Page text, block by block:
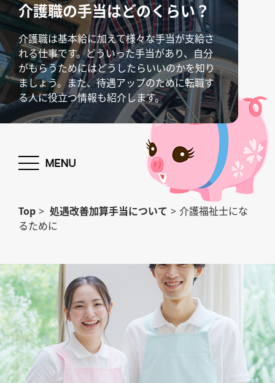
介護職の手当はどのくらい？
介護職は基本給に加えて様々な手当が支給さ
れる仕事です。どういった手当があり、自分
がもらうためにはどうしたらいいのかを知り
ましょう。また、待遇アップのために転職す
る人に役立つ情報も紹介します。
Top > 処遇改善加算手当について > 介護福祉士にな
るために